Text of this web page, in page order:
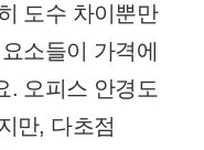
도수 차이뿐만
소들이 가격에
. 오피스 안경도
만, 다초점